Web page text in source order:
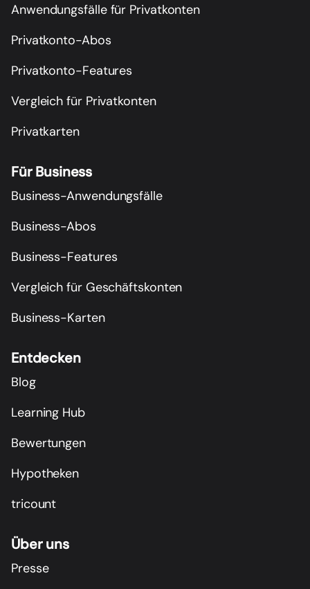
Anwendungsfälle für Privatkonten
Privatkonto-Abos
Privatkonto-Features
Vergleich für Privatkonten
Privatkarten
Für Business
Business-Anwendungsfälle
Business-Abos
Business-Features
Vergleich für Geschäftskonten
Business-Karten
Entdecken
Blog
Learning Hub
Bewertungen
Hypotheken
tricount
Über uns
Presse